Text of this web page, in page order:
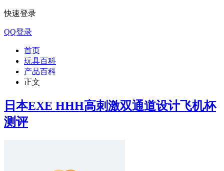
快速登录
QQ登录
首页
玩具百科
产品百科
正文
日本EXE HHH高刺激双通道设计飞机杯
测评